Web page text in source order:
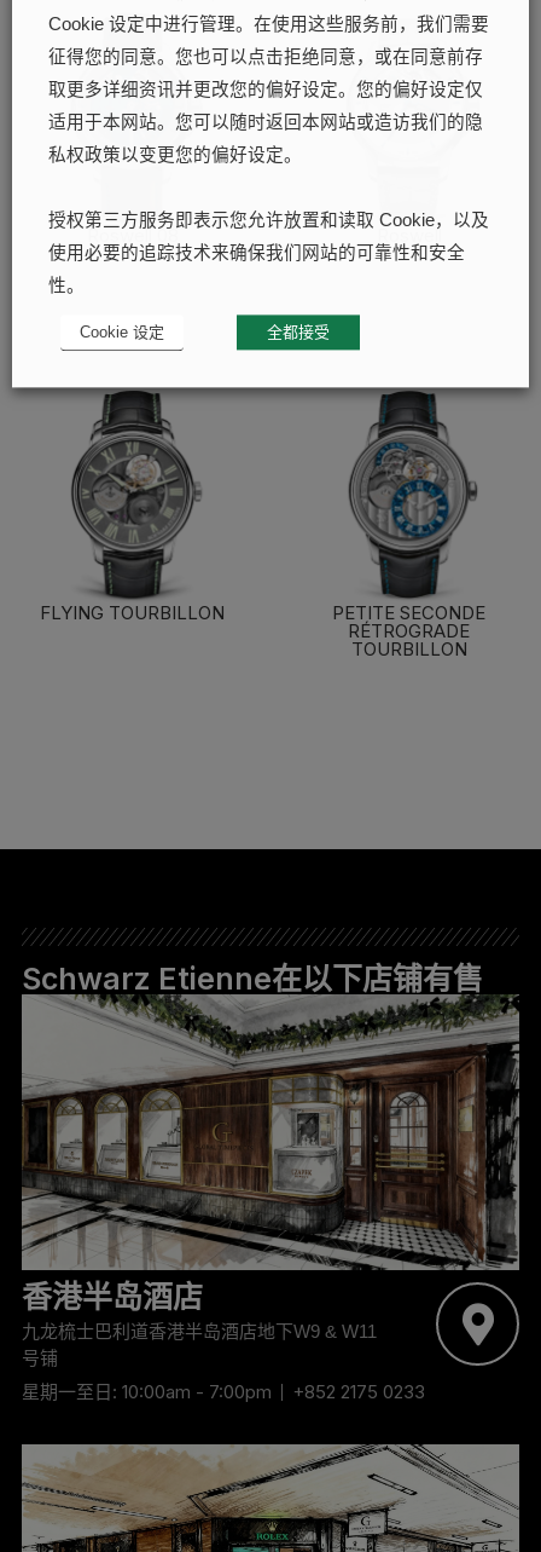
Roswell 08
Roswell
FLYING TOURBILLON
PETITE SECONDE
RÉTROGRADE
TOURBILLON
Schwarz Etienne在以下店铺有售
香港半岛酒店
九龙梳士巴利道香港半岛酒店地下W9 & W11
号铺
星期一至日: 10:00am - 7:00pm +852 2175 0233
Cookie 设定中进行管理。在使用这些服务前，我们需要
征得您的同意。您也可以点击拒绝同意，或在同意前存
取更多详细资讯并更改您的偏好设定。您的偏好设定仅
适用于本网站。您可以随时返回本网站或造访我们的隐
私权政策以变更您的偏好设定。
授权第三方服务即表示您允许放置和读取 Cookie，以及
使用必要的追踪技术来确保我们网站的可靠性和安全
性。
Cookie 设定 全都接受